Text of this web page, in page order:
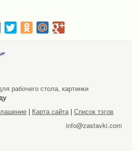
рабочего стола, картинки
| Карта сайта| Список тэгов
info@zastavki.com